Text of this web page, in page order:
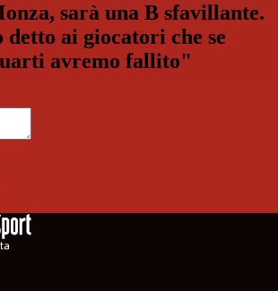
sarà una B sfavillante.
ai giocatori che se
avremo fallito"